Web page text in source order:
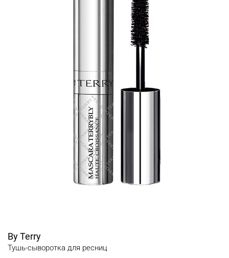
By Terry
Тушь-сыворотка для ресниц